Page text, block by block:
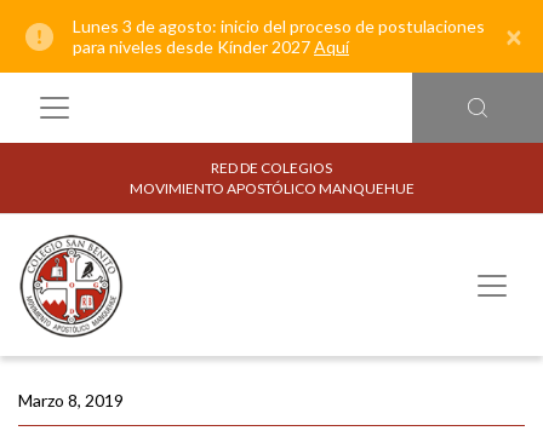
Lunes 3 de agosto: inicio del proceso de postulaciones
para niveles desde Kínder 2027Aquí ×
RED DE COLEGIOS
MOVIMIENTO APOSTÓLICO MANQUEHUE
Marzo 8, 2019